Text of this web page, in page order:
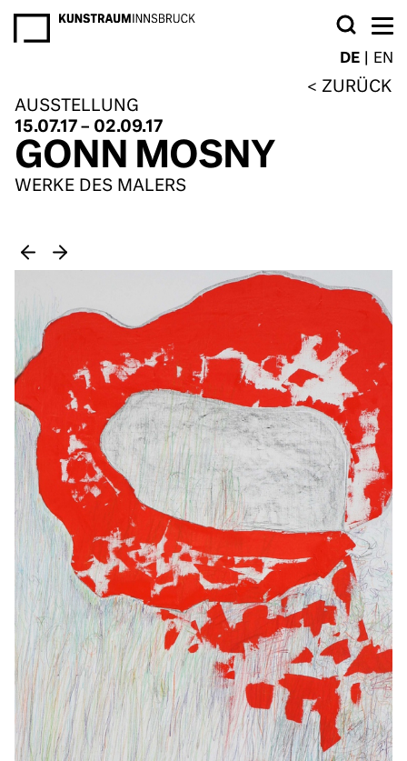
DE EN
ZURÜCK
AUSSTELLUNG
15.07.17 – 02.09.17
GONN MOSNY
WERKE DES MALERS